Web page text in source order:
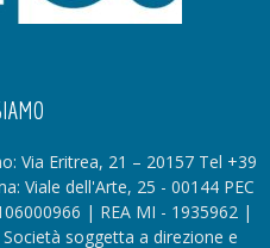
Via Eritrea, 21 – 20157 Tel +39
Viale dell'Arte, 25 - 00144 PEC
| REA MI - 1935962 |
soggetta a direzione e